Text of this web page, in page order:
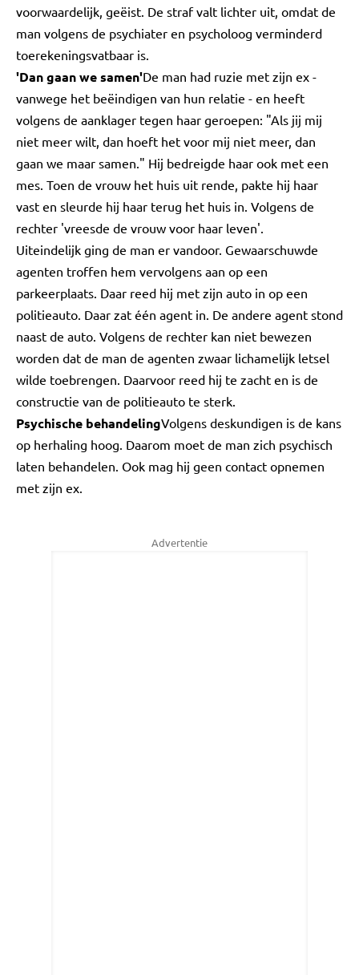
voorwaardelijk, geëist. De straf valt lichter uit, omdat de
man volgens de psychiater en psycholoog verminderd
toerekeningsvatbaar is.
'Dan gaan we samen'De man had ruzie met zijn ex -
vanwege het beëindigen van hun relatie - en heeft
volgens de aanklager tegen haar geroepen: "Als jij mij
niet meer wilt, dan hoeft het voor mij niet meer, dan
gaan we maar samen." Hij bedreigde haar ook met een
mes. Toen de vrouw het huis uit rende, pakte hij haar
vast en sleurde hij haar terug het huis in. Volgens de
rechter 'vreesde de vrouw voor haar leven'.
Uiteindelijk ging de man er vandoor. Gewaarschuwde
agenten troffen hem vervolgens aan op een
parkeerplaats. Daar reed hij met zijn auto in op een
politieauto. Daar zat één agent in. De andere agent stond
naast de auto. Volgens de rechter kan niet bewezen
worden dat de man de agenten zwaar lichamelijk letsel
wilde toebrengen. Daarvoor reed hij te zacht en is de
constructie van de politieauto te sterk.
Psychische behandelingVolgens deskundigen is de kans
op herhaling hoog. Daarom moet de man zich psychisch
laten behandelen. Ook mag hij geen contact opnemen
met zijn ex.
Advertentie